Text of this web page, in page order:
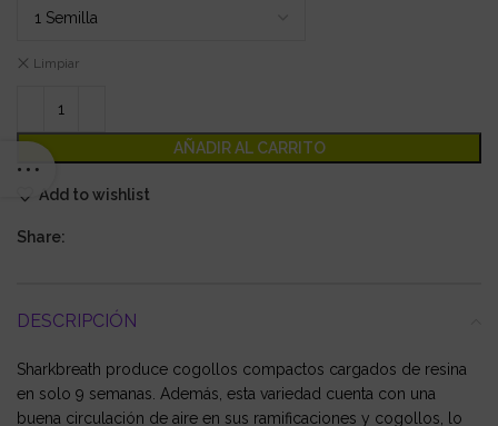
Limpiar
AÑADIR AL CARRITO
Add to wishlist
Share:
DESCRIPCIÓN
Sharkbreath produce cogollos compactos cargados de resina
en solo 9 semanas. Además, esta variedad cuenta con una
buena circulación de aire en sus ramificaciones y cogollos, lo